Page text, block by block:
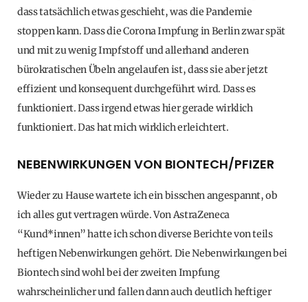
dass tatsächlich etwas geschieht, was die Pandemie
stoppen kann. Dass die Corona Impfung in Berlin zwar spät
und mit zu wenig Impfstoff und allerhand anderen
bürokratischen Übeln angelaufen ist, dass sie aber jetzt
effizient und konsequent durchgeführt wird. Dass es
funktioniert. Dass irgend etwas hier gerade wirklich
funktioniert. Das hat mich wirklich erleichtert.
NEBENWIRKUNGEN VON BIONTECH/PFIZER
Wieder zu Hause wartete ich ein bisschen angespannt, ob
ich alles gut vertragen würde. Von AstraZeneca
“Kund*innen” hatte ich schon diverse Berichte von teils
heftigen Nebenwirkungen gehört. Die Nebenwirkungen bei
Biontech sind wohl bei der zweiten Impfung
wahrscheinlicher und fallen dann auch deutlich heftiger